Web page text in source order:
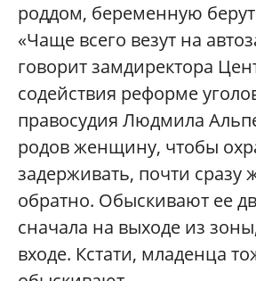
роддом, беременную
«Чаще всего везут на
говорит замдиректора
содействия реформе
правосудия Людмила
родов женщину, чтобы
задерживать, почти сразу
обратно. Обыскивают ее
сначала на выходе из
входе. Кстати, младенца